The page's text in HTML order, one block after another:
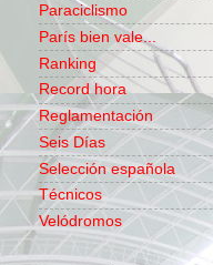
Paraciclismo
París bien vale...
Ranking
Record hora
Reglamentación
Seis Días
Selección española
Técnicos
Velódromos